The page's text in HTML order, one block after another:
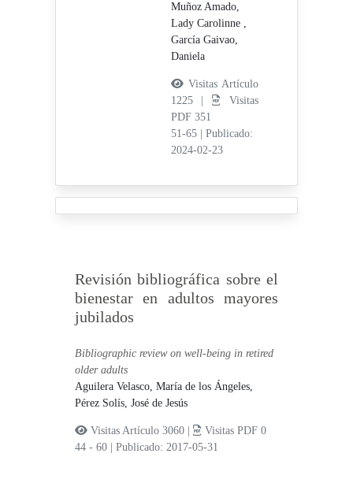
Muñoz Amado,
Lady Carolinne ,
García Gaivao,
Daniela
Visitas Artículo
1225 |
Visitas
PDF 351
51-65
Publicado:
2024-02-23
Revisión bibliográfica sobre el
bienestar en adultos mayores
jubilados
Bibliographic review on well-being in retired
older adults
Aguilera Velasco, María de los Ángeles,
Pérez Solís, José de Jesús
Visitas Artículo 3060 |
Visitas PDF 0
44 - 60
|Publicado: 2017-05-31